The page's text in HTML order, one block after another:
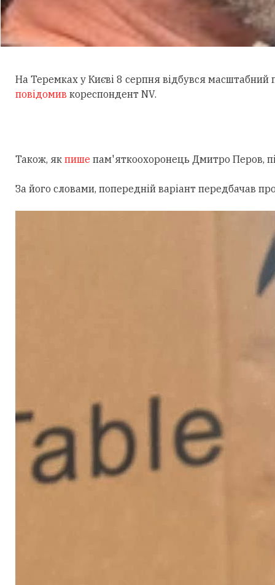
На Теремках у Києві 8 серпня відбувся масштабний
повідомив кореспондент NV.
Також, як пише пам'яткоохоронець Дмитро Перов,
За його словами, попередній варіант передбачав